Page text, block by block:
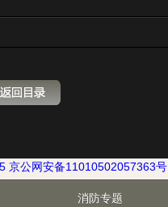
消防专题
京公网安备11010502057363号